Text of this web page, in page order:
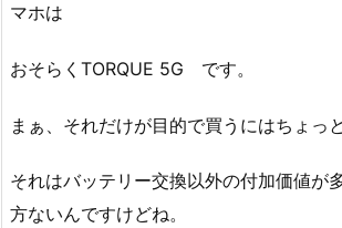
マホは
おそらくTORQUE 5G です。
まぁ、それだけが目的で買うにはちょっ
それはバッテリー交換以外の付加価値が
方ないんですけどね。